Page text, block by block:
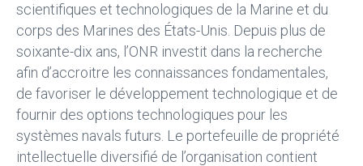
scientifiques et technologiques de la Marine et du
corps des Marines des États-Unis. Depuis plus de
soixante-dix ans, l’ONR investit dans la recherche
afin d’accroitre les connaissances fondamentales,
de favoriser le développement technologique et de
fournir des options technologiques pour les
systèmes navals futurs. Le portefeuille de propriété
intellectuelle diversifié de l’organisation contient